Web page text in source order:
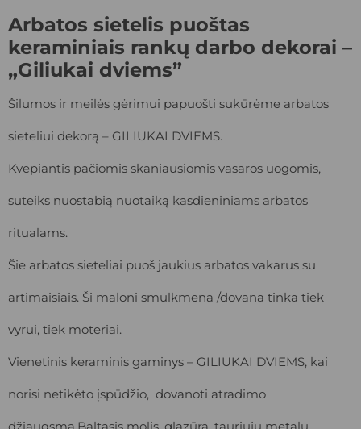
Arbatos sietelis puoštas
keraminiais rankų darbo dekorai –
„Giliukai dviems”
Šilumos ir meilės gėrimui papuošti sukūrėme arbatos
sieteliui dekorą – GILIUKAI DVIEMS.
Kvepiantis pačiomis skaniausiomis vasaros uogomis,
suteiks nuostabią nuotaiką kasdieniniams arbatos
ritualams.
Šie arbatos sieteliai puoš jaukius arbatos vakarus su
artimaisiais. Ši maloni smulkmena /dovana tinka tiek
vyrui, tiek moteriai.
Vienetinis keraminis gaminys – GILIUKAI DVIEMS, kai
norisi netikėto įspūdžio, dovanoti atradimo